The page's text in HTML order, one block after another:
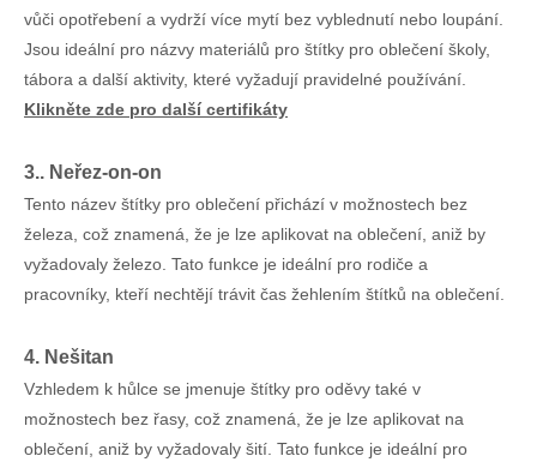
vůči opotřebení a vydrží více mytí bez vyblednutí nebo loupání.
Jsou ideální pro názvy materiálů pro štítky pro oblečení školy,
tábora a další aktivity, které vyžadují pravidelné používání.
Klikněte zde pro další certifikáty
3.. Neřez-on-on
Tento název štítky pro oblečení přichází v možnostech bez
železa, což znamená, že je lze aplikovat na oblečení, aniž by
vyžadovaly železo. Tato funkce je ideální pro rodiče a
pracovníky, kteří nechtějí trávit čas žehlením štítků na oblečení.
4. Nešitan
Vzhledem k hůlce se jmenuje štítky pro oděvy také v
možnostech bez řasy, což znamená, že je lze aplikovat na
oblečení, aniž by vyžadovaly šití. Tato funkce je ideální pro